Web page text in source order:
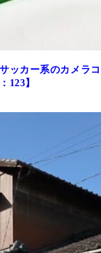
ッカー系のカメラコ
123】